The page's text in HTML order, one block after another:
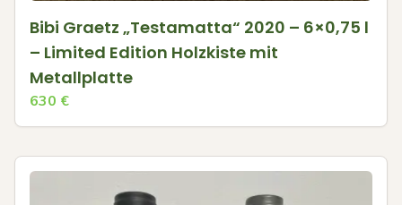
Bibi Graetz „Testamatta“ 2020 – 6×0,75 l
– Limited Edition Holzkiste mit
Metallplatte
630 €